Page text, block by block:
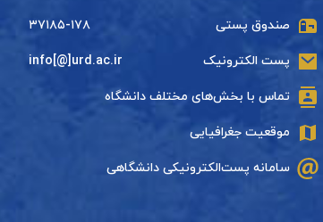
صندوق پستی ۳۷۱۸۵-۱۷۸
پست الکترونیک info[@]urd.ac.ir
تماس با بخش‌های مختلف دانشگاه
موقعیت جغرافیایی
سامانه پست‌الکترونیکی دانشگاهی